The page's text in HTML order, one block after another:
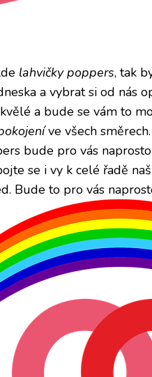
lahvičky poppers, tak
a vybrat si od nás
a bude se vám to
ve všech
bude pro vás
se i vy k celé řadě
Bude to pro vás